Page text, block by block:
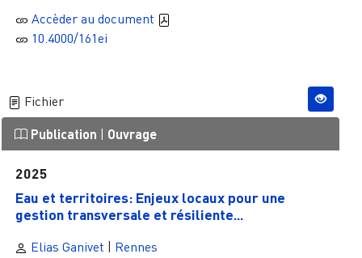
Accèder au document
10.4000/161ei
Fichier
Publication Ouvrage
2025
Eau et territoires: Enjeux locaux pour une
gestion transversale et résiliente...
Elias Ganivet | Rennes